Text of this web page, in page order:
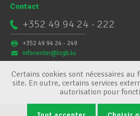
Contact
+352 49 94 24 - 222
+352 49 94 24 - 249
infocenter@lcgb.lu
Certains cookies sont nécessaires au
site. En outre, certains services
autorisation pour